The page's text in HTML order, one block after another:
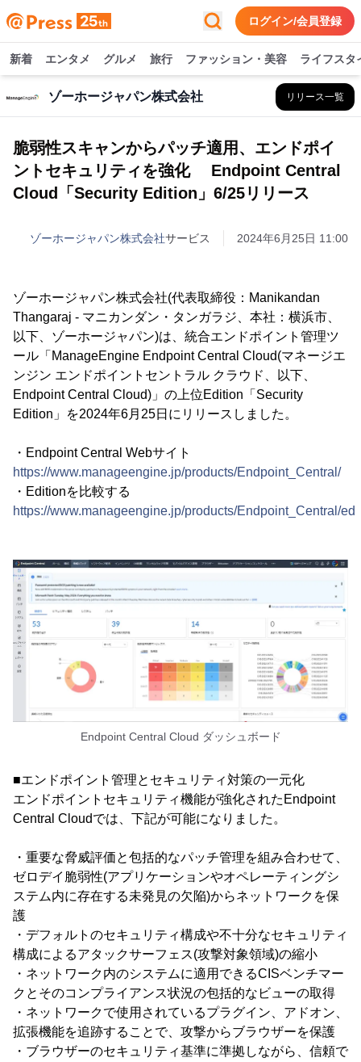
ログイン/会員登録
新着 エンタメ グルメ 旅行 ファッション・美容 ライフスタ
ゾーホージャパン株式会社 リリース一覧
脆弱性スキャンからパッチ適用、エンドポイ
ントセキュリティを強化 Endpoint Central
Cloud「Security Edition」6/25リリース
ゾーホージャパン株式会社サービス 2024年6月25日 11:00
ゾーホージャパン株式会社(代表取締役：Manikandan
Thangaraj - マニカンダン・タンガラジ、本社：横浜市、
以下、ゾーホージャパン)は、統合エンドポイント管理ツ
ール「ManageEngine Endpoint Central Cloud(マネージエ
ンジン エンドポイントセントラル クラウド、以下、
Endpoint Central Cloud)」の上位Edition「Security
Edition」を2024年6月25日にリリースしました。
・Endpoint Central Webサイト
https://www.manageengine.jp/products/Endpoint_Central/
・Editionを比較する
https://www.manageengine.jp/products/Endpoint_Central/
Endpoint Central Cloud ダッシュボード
■エンドポイント管理とセキュリティ対策の一元化
エンドポイントセキュリティ機能が強化されたEndpoint
Central Cloudでは、下記が可能になりました。
・重要な脅威評価と包括的なパッチ管理を組み合わせて、
ゼロデイ脆弱性(アプリケーションやオペレーティングシ
ステム内に存在する未発見の欠陥)からネットワークを保
護
・デフォルトのセキュリティ構成や不十分なセキュリティ
構成によるアタックサーフェス(攻撃対象領域)の縮小
・ネットワーク内のシステムに適用できるCISベンチマー
クとそのコンプライアンス状況の包括的なビューの取得
・ネットワークで使用されているプラグイン、アドオン、
拡張機能を追跡することで、攻撃からブラウザーを保護
・ブラウザーのセキュリティ基準に準拠しながら、信頼で